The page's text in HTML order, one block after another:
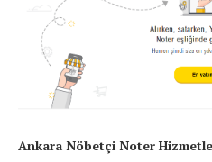
Ankara Nöbetçi Noter